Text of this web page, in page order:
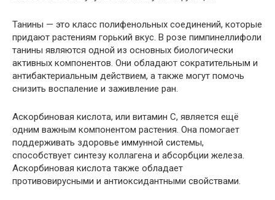
Танины — это класс полифенольных соединений, которые
придают растениям горький вкус. В розе пимпинеллифоли
танины являются одной из основных биологически
активных компонентов. Они обладают сократительным и
антибактериальным действием, а также могут помочь
снизить воспаление и заживление ран.
Аскорбиновая кислота, или витамин C, является ещё
одним важным компонентом растения. Она помогает
поддерживать здоровье иммунной системы,
способствует синтезу коллагена и абсорбции железа.
Аскорбиновая кислота также обладает
противовирусными и антиоксидантными свойствами.